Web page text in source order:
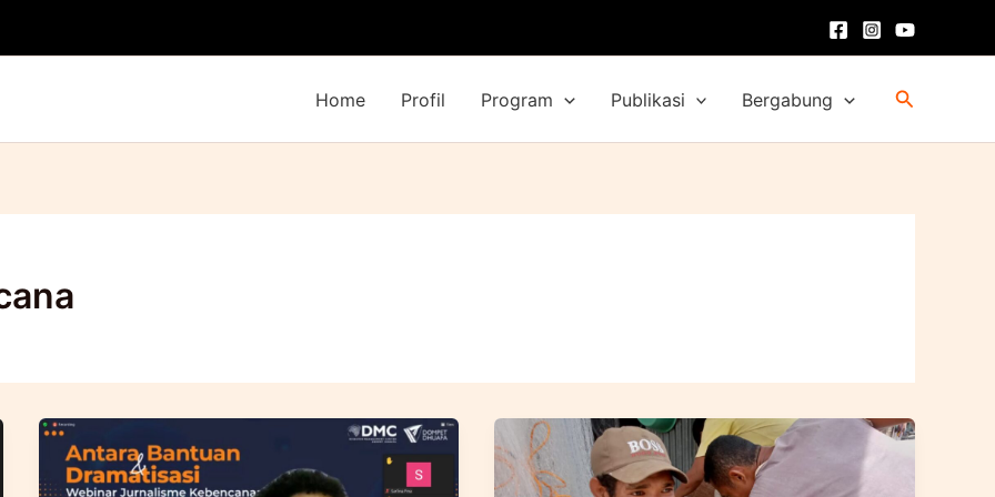
Home
Profil Program Publikasi Bergabung Cari